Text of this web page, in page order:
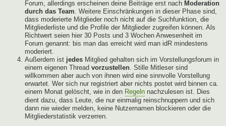
Forum, allerdings erscheinen deine Beiträge erst nach Moderation
durch das Team. Weitere Einschränkungen in dieser Phase sind,
dass moderierte Mitglieder noch nicht auf die Suchfunktion, die
Mitgliederliste und die Profile der Mitglieder zugreifen können. Als
Richtwert seien hier 30 Posts und 3 Wochen Anwesenheit im
Forum genannt: bis man das erreicht wird man idR mindestens
moderiert.
Außerdem ist jedes Mitglied gehalten sich im Vorstellungsforum in
einem eigenen Thread vorzustellen. Stille Mitleser sind
willkommen aber auch von ihnen wird eine sinnvolle Vorstellung
erwartet. Wer sich nur registriert aber nichts postet wird binnen ca.
einem Monat gelöscht, wie in den Regeln nachzulesen ist. Dies
dient dazu, dass Leute, die nur einmalig reinschnuppern und sich
dann nie wieder melden, keine Nutzernamen blockieren oder die
Mitgliederstatistik verzerren.